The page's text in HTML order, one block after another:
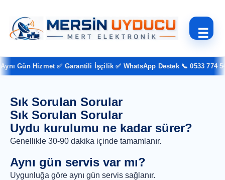
☰
Gün Hizmet ✅ Garantili İşçilik ✅ WhatsApp Destek 📞 0533 774 54
Sık Sorulan Sorular
Sık Sorulan Sorular
Uydu kurulumu ne kadar sürer?
Genellikle 30-90 dakika içinde tamamlanır.
Aynı gün servis var mı?
Uygunluğa göre aynı gün servis sağlanır.